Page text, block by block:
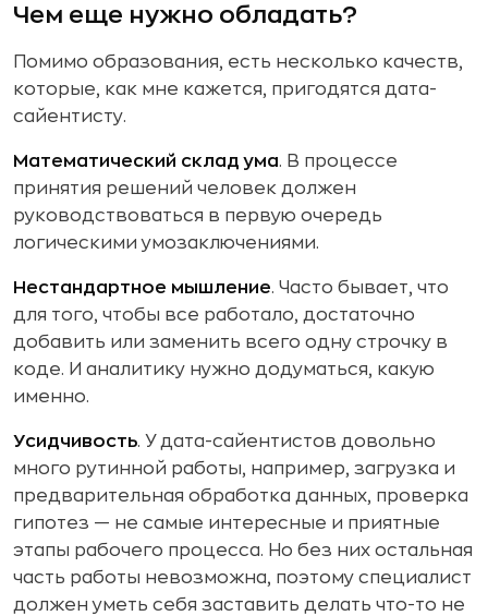
Чем еще нужно обладать?
Помимо образования, есть несколько качеств,
которые, как мне кажется, пригодятся дата-
сайентисту.
Математический склад ума. В процессе
принятия решений человек должен
руководствоваться в первую очередь
логическими умозаключениями.
Нестандартное мышление. Часто бывает, что
для того, чтобы все работало, достаточно
добавить или заменить всего одну строчку в
коде. И аналитику нужно додуматься, какую
именно.
Усидчивость. У дата-сайентистов довольно
много рутинной работы, например, загрузка и
предварительная обработка данных, проверка
гипотез — не самые интересные и приятные
этапы рабочего процесса. Но без них остальная
часть работы невозможна, поэтому специалист
должен уметь себя заставить делать что-то не